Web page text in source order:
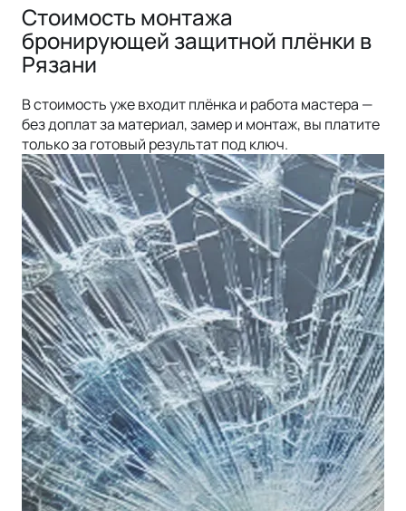
Стоимость монтажа
бронирующей защитной плёнки в
Рязани
В стоимость уже входит плёнка и работа мастера —
без доплат за материал, замер и монтаж, вы платите
только за готовый результат под ключ.